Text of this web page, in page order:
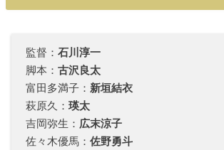
監督：石川淳一
脚本：古沢良太
富田多満子： 新垣結衣
萩原久：瑛太
吉岡弥生： 広末涼子
佐々木優馬：佐野勇斗